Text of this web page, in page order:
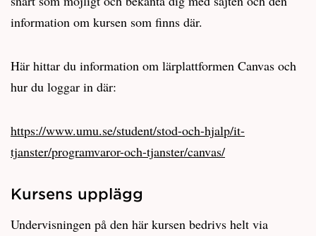
information om kursen som finns där.
Här hittar du information om lärplattformen Canvas och
hur du loggar in där:
https://www.umu.se/student/stod-och-hjalp/it-
tjanster/programvaror-och-tjanster/canvas/
Kursens upplägg
Undervisningen på den här kursen bedrivs helt via